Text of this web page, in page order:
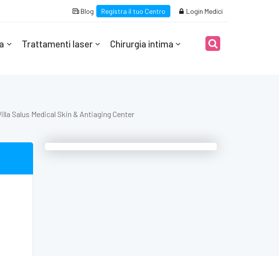
Blog Registra il tuo Centro Login Medici
Trattamenti laser Chirurgia intima
Salus Medical Skin & Antiaging Center